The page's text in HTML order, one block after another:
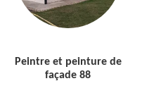
Peintre et peinture de
façade 88